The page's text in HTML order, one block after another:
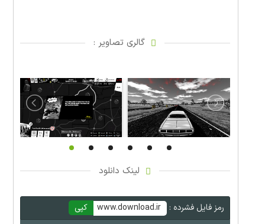
گالری تصاویر :
لینک دانلود
رمز فایل فشرده : www.download.ir کپی